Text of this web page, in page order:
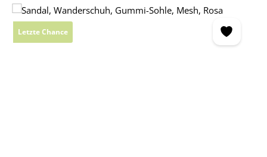
Bildergalerie überspringen
Letzte Chance